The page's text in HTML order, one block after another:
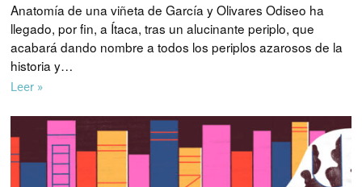
Anatomía de una viñeta de García y Olivares Odiseo ha
llegado, por fin, a Ítaca, tras un alucinante periplo, que
acabará dando nombre a todos los periplos azarosos de la
historia y…
Leer »